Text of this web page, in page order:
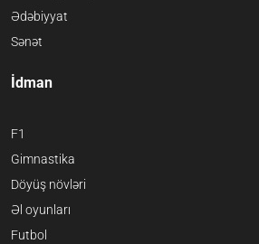
Ədəbiyyat
Sənət
İdman
F1
Gimnastika
Döyüş növləri
Əl oyunları
Futbol